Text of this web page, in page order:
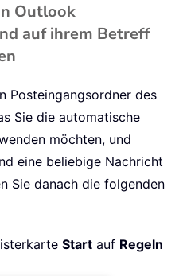
Outlook
auf ihrem Betreff
Posteingangsordner des
Sie die automatische
möchten, und
eine beliebige Nachricht
Sie danach die folgenden
Start auf Regeln